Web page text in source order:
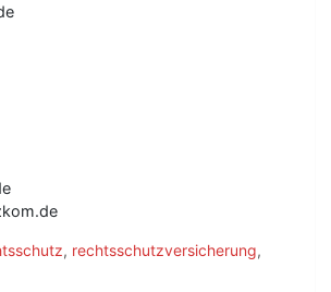
, rechtsschutzversicherung,